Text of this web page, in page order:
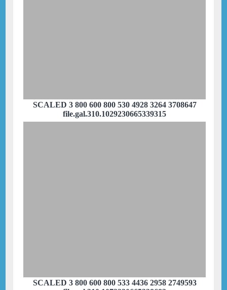
SCALED 3 800 600 800 530 4928 3264 3708647
file.gal.310.1029230665339315
SCALED 3 800 600 800 533 4436 2958 2749593